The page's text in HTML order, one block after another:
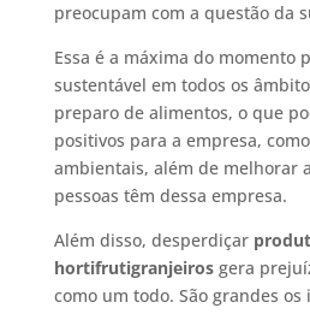
preocupam com a questão da
Essa é a máxima do momento
sustentável em todos os
preparo de alimentos, o que
positivos para a empresa,
ambientais, além de melhorar
pessoas têm dessa empresa.
Além disso, desperdiçar
hortifrutigranjeirosgera
como um todo. São grandes os